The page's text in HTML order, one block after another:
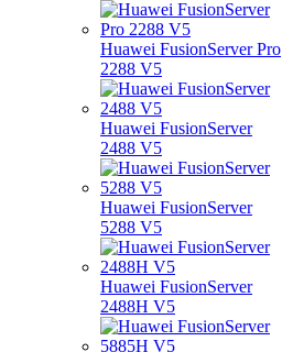
Huawei FusionServer Pro
2288 V5
Huawei FusionServer
2488 V5
Huawei FusionServer
5288 V5
Huawei FusionServer
2488H V5